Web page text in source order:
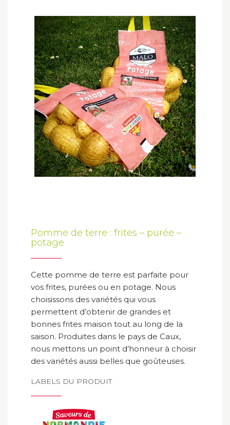
Pomme de terre : frites – purée –
potage
Cette pomme de terre est parfaite pour
vos frites, purées ou en potage. Nous
choisissons des variétés qui vous
permettent d’obtenir de grandes et
bonnes frites maison tout au long de la
saison. Produites dans le pays de Caux,
nous mettons un point d’honneur à choisir
des variétés aussi belles que goûteuses.
LABELS DU PRODUIT